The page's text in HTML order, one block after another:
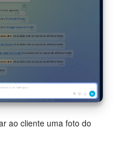
ao cliente uma foto do